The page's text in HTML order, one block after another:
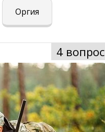
Оргия
4 вопрос